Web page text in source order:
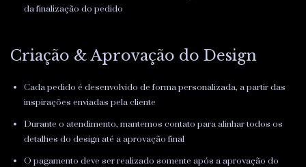
da finalização do pedido
Criação & Aprovação do Design
Cada pedido é desenvolvido de forma personalizada, a partir das
inspirações enviadas pela cliente
Durante o atendimento, mantemos contato para alinhar todos os
detalhes do design até a aprovação final
O pagamento deve ser realizado somente após a aprovação do